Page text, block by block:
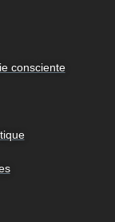
consciente